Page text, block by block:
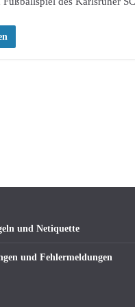
und Netiquette
und Fehlermeldungen